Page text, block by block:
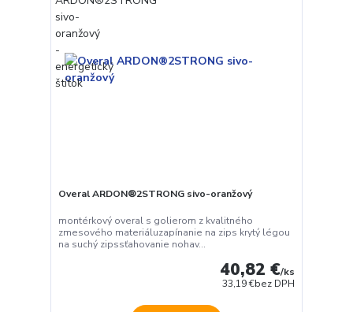
Overal ARDON®2STRONG sivo-oranžový
montérkový overal s golierom z kvalitného
zmesového materiáluzapínanie na zips krytý légou
na suchý zipssťahovanie nohav...
40,82 €/ks
33,19 €bez DPH